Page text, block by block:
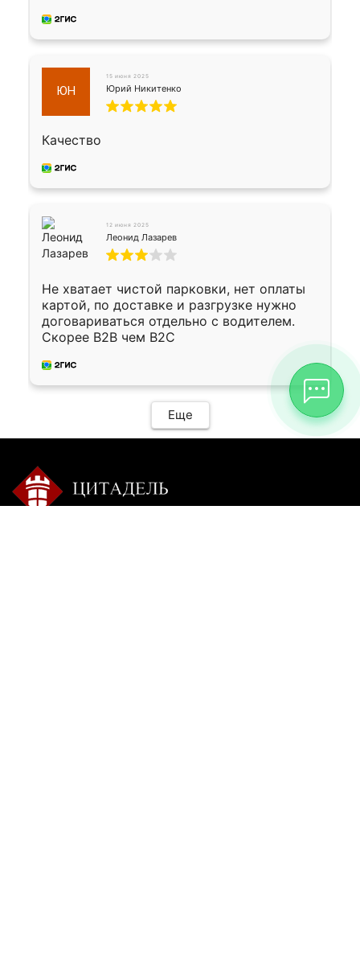
ЮН
15 июня 2025
Юрий Никитенко
Качество
12 июня 2025
Леонид Лазарев
Не хватает чистой парковки, нет оплаты
картой, по доставке и разгрузке нужно
договариваться отдельно с водителем.
Скорее B2B чем B2C
Еще